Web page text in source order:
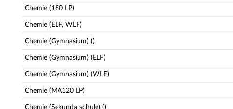
Chemie (180 LP)
Chemie (ELF, WLF)
Chemie (Gymnasium) ()
Chemie (Gymnasium) (ELF)
Chemie (Gymnasium) (WLF)
Chemie (MA120 LP)
Chemie (Sekundarschule) ()